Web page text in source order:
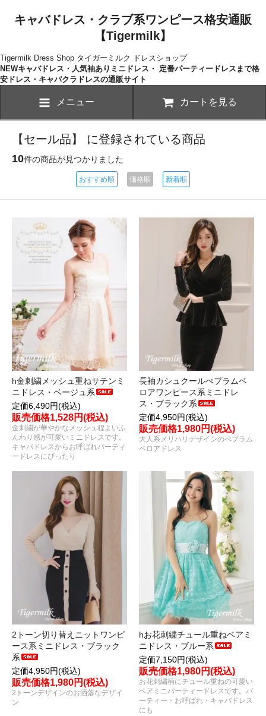
キャバドレス・クラブ系ワンピース格安通販
【Tigermilk】
Tigermilk Dress Shop タイガーミルク ドレスショップ
NEWキャバドレス・人気袖ありミニドレス・ 定番パーティードレスまで格
安ドレス・キャバクラドレスの通販サイト
メニュー カートを見る
【セール品】 に登録されている商品
10件の商品が見つかりました
おすすめ順 価格順 新着順
h金刺繍メッシュ重ねサテンミ
ニドレス・ベージュ系
定価6,490円(税込)
販売価格1,528円(税込)
金刺繍が華やかなメッシュ程よいふ
んわり感が可愛いミニドレスです。
キャバドレスからお呼ばれパーティ
ードレスにぴったり
長袖カシュクールぺプラムベ
ロアワンピース系ミニドレ
ス・ブラック系
定価4,950円(税込)
販売価格1,980円(税込)
大人系メリハリデザインのぺプラム
ベロアドレス
2トーン切り替えニットワンピ
ース系ミニドレス・ブラック
系
定価4,950円(税込)
販売価格1,980円(税込)
2トーンデザインのお洒落なデザイ
ン
hお花刺繍チュール重ねベアミ
ニドレス・ブルー系
定価7,150円(税込)
販売価格1,980円(税込)
お花刺繍柄にチュール重ねの可愛い
ベアミニパーティードレスです。パ
ーティー・お呼ばれ・キャバドレス
にも